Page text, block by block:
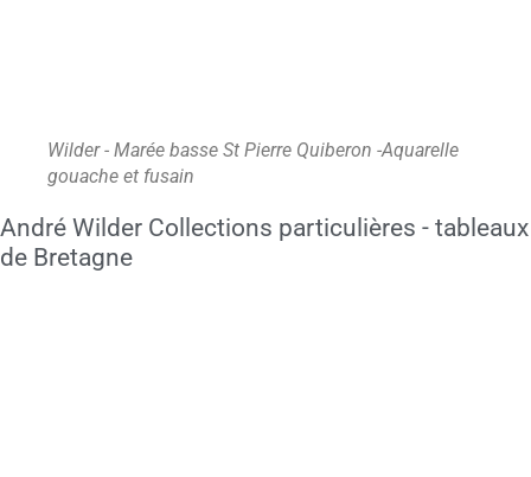
Wilder - Marée basse St Pierre Quiberon -Aquarelle
gouache et fusain
André Wilder Collections particulières - tableaux
de Bretagne